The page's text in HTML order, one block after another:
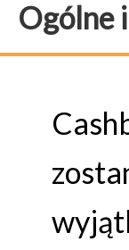
Ogólne